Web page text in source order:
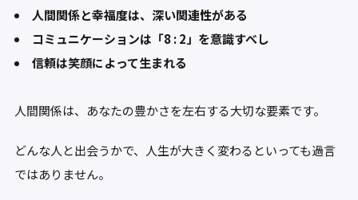
人間関係と幸福度は、深い関連性がある
コミュニケーションは「8 : 2」を意識すべし
信頼は笑顔によって生まれる
人間関係は、あなたの豊かさを左右する大切な要素です。
どんな人と出会うかで、人生が大きく変わるといっても過言
ではありません。